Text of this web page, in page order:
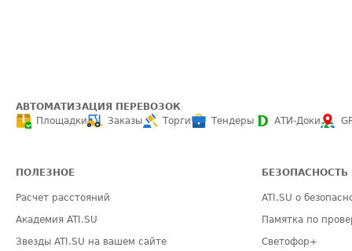
АВТОМАТИЗАЦИЯ ПЕРЕВОЗОК
Площадки
Заказы Торги Тендеры АТИ-Доки
ПОЛЕЗНОЕ
Расчет расстояний
Академия ATI.SU
Звезды ATI.SU на вашем сайте
БЕЗОПАСНОСТЬ
ATI.SU о
Памятка по
Светофор+